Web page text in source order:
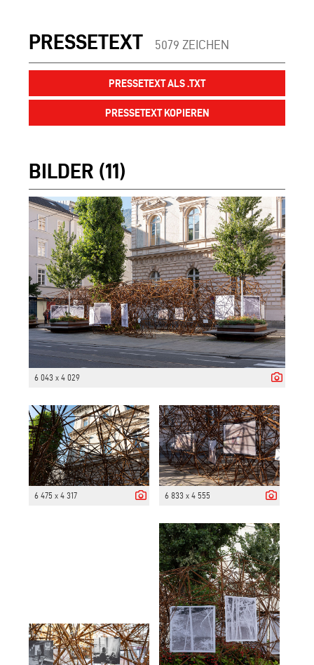
PRESSETEXT 5079 ZEICHEN
PRESSETEXT ALS .TXT
PRESSETEXT KOPIEREN
BILDER (11)
6 043 x 4 029
6 475 x 4 317 6 833 x 4 555